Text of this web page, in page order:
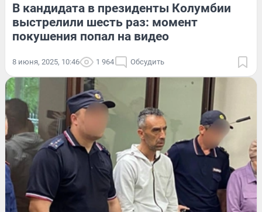
В кандидата в президенты Колумбии
выстрелили шесть раз: момент
покушения попал на видео
8 июня, 2025, 10:46 1 964 Обсудить